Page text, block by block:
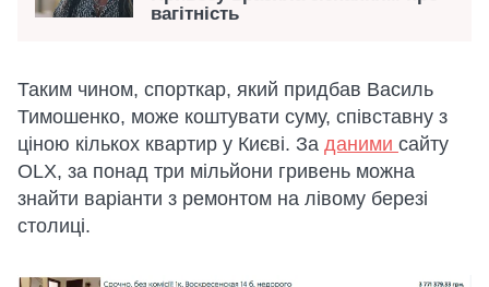
вагітність
Таким чином, спорткар, який придбав Василь
Тимошенко, може коштувати суму, співставну з
ціною кількох квартир у Києві. За даними сайту
OLX, за понад три мільйони гривень можна
знайти варіанти з ремонтом на лівому березі
столиці.